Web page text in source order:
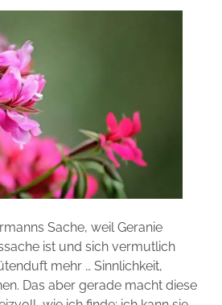
Sache, weil Geranie
ist und sich vermutlich
mehr … Sinnlichkeit,
Das aber gerade macht diese